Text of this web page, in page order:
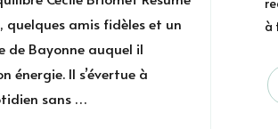
équilibre
de
Cécile
Briomet
amis fidèles et un
de Bayonne auquel il
énergie. Il s’évertue à
sans …
à